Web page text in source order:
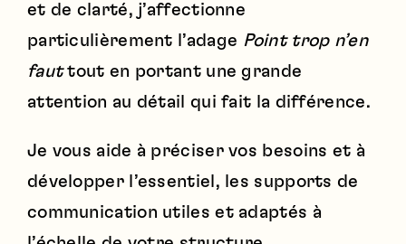
et de clarté, j’affectionne
particulièrement l’adage Point trop n’en
fauttout en portant une grande
attention au détail qui fait la différence.
Je vous aide à préciser vos besoins et à
développer l’essentiel, les supports de
communication utiles et adaptés à